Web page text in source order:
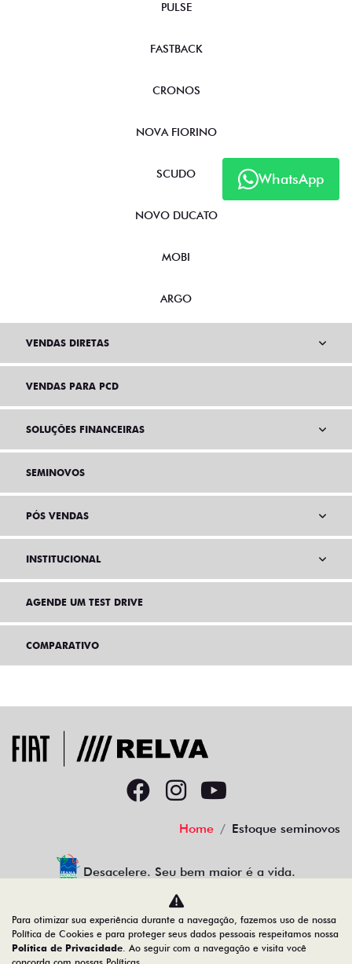
WhatsApp
PULSE
FASTBACK
CRONOS
NOVA FIORINO
SCUDO
NOVO DUCATO
MOBI
ARGO
VENDAS DIRETAS
VENDAS PARA PCD
SOLUÇÕES FINANCEIRAS
SEMINOVOS
PÓS VENDAS
INSTITUCIONAL
AGENDE UM TEST DRIVE
COMPARATIVO
Home Estoque seminovos
Desacelere. Seu bem maior é a vida.
RELVA VEICULOS LTDA
Para otimizar sua experiência durante a navegação, fazemos uso de nossa
Política de Cookies e para proteger seus dados pessoais respeitamos nossa
Política de Privacidade. Ao seguir com a navegação e visita você